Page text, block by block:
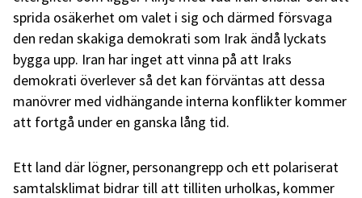
sprida osäkerhet om valet i sig och därmed försvaga
den redan skakiga demokrati som Irak ändå lyckats
bygga upp. Iran har inget att vinna på att Iraks
demokrati överlever så det kan förväntas att dessa
manövrer med vidhängande interna konflikter kommer
att fortgå under en ganska lång tid.
Ett land där lögner, personangrepp och ett polariserat
samtalsklimat bidrar till att tilliten urholkas, kommer